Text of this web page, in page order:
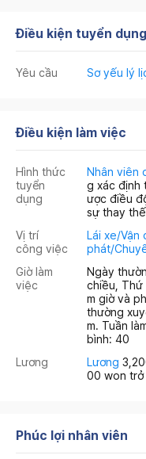
Điều kiện tuyển dụng
Yêu cầu Sơ yếu lý
Điều kiện làm việc
Hình thức
tuyển
dụng
Nhân viên
g xác định
ược điều
sự thay thế
Vị trí
công việc
Lái xe/Vận
phát/
Giờ làm
việc
Ngày
chiều, Thứ
m giờ và
thường
m. Tuần
bình: 40
Lương
Lương
00 won
Phúc lợi nhân viên